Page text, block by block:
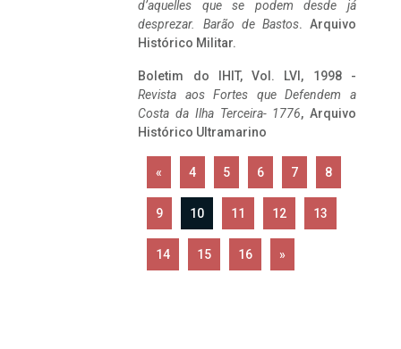
d’aquelles que se podem desde já
desprezar. Barão de Bastos. Arquivo
Histórico Militar.
Boletim do IHIT, Vol. LVI, 1998 -
Revista aos Fortes que Defendem a
Costa da Ilha Terceira- 1776, Arquivo
Histórico Ultramarino
« 4 5 6 7 8
9 10 11 12 13
14 15 16 »